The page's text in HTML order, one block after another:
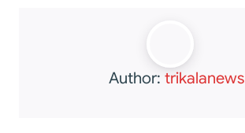
Author: trikalanews